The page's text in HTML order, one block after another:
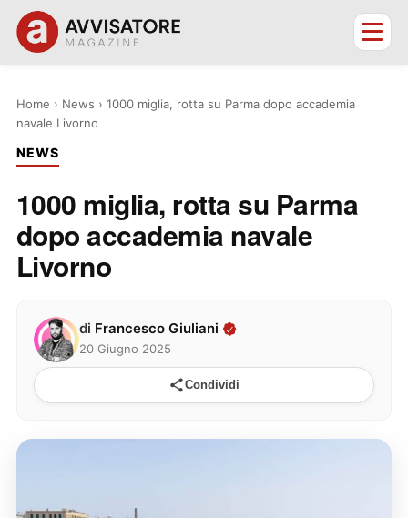
Home › News › 1000 miglia, rotta su Parma dopo accademia
navale Livorno
NEWS
1000 miglia, rotta su Parma
dopo accademia navale
Livorno
di Francesco Giuliani
20 Giugno 2025
Condividi